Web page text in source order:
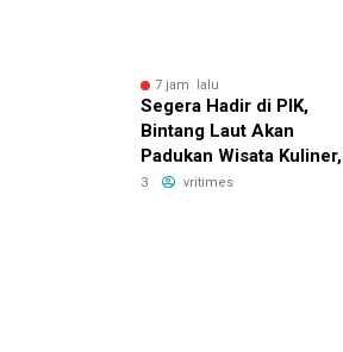
7 jam lalu
Segera Hadir di PIK,
Bintang Laut Akan
Padukan Wisata Kuliner,
Memancing, dan Ruang
3 vritimes